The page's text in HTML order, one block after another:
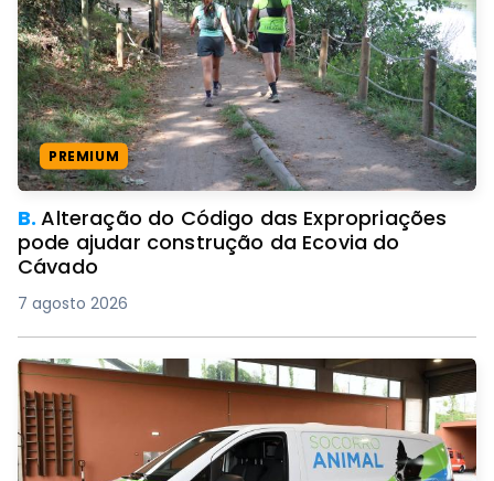
PREMIUM
B.Alteração do Código das Expropriações
pode ajudar construção da Ecovia do
Cávado
7 agosto 2026